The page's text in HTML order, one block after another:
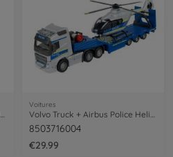
Voitures
8503716004
€29.99